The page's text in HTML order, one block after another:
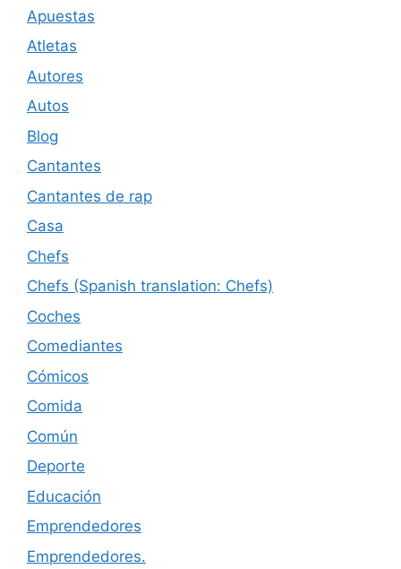
Apuestas
Atletas
Autores
Autos
Blog
Cantantes
Cantantes de rap
Casa
Chefs
Chefs (Spanish translation: Chefs)
Coches
Comediantes
Cómicos
Comida
Común
Deporte
Educación
Emprendedores
Emprendedores.